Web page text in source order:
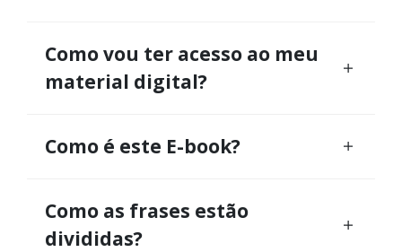
Como vou ter acesso ao meu
material digital?
Como é este E-book?
Como as frases estão
divididas?